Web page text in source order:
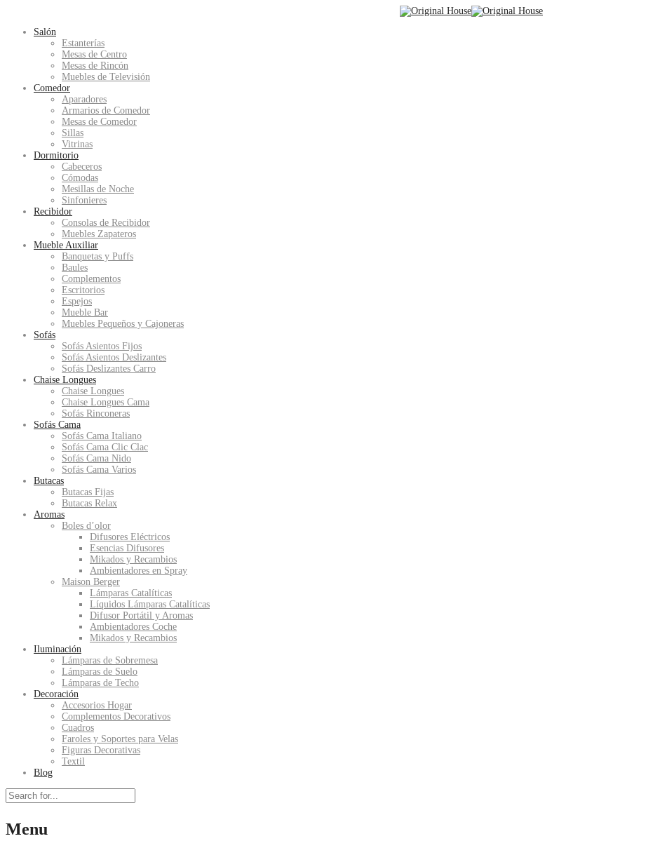
Salón
Estanterías
Mesas de Centro
Mesas de Rincón
Muebles de Televisión
Comedor
Aparadores
Armarios de Comedor
Mesas de Comedor
Sillas
Vitrinas
Dormitorio
Cabeceros
Cómodas
Mesillas de Noche
Sinfonieres
Recibidor
Consolas de Recibidor
Muebles Zapateros
Mueble Auxiliar
Banquetas y Puffs
Baules
Complementos
Escritorios
Espejos
Mueble Bar
Muebles Pequeños y Cajoneras
Sofás
Sofás Asientos Fijos
Sofás Asientos Deslizantes
Sofás Deslizantes Carro
Chaise Longues
Chaise Longues
Chaise Longues Cama
Sofás Rinconeras
Sofás Cama
Sofás Cama Italiano
Sofás Cama Clic Clac
Sofás Cama Nido
Sofás Cama Varios
Butacas
Butacas Fijas
Butacas Relax
Aromas
Boles d’olor
Difusores Eléctricos
Esencias Difusores
Mikados y Recambios
Ambientadores en Spray
Maison Berger
Lámparas Catalíticas
Líquidos Lámparas Catalíticas
Difusor Portátil y Aromas
Ambientadores Coche
Mikados y Recambios
Iluminación
Lámparas de Sobremesa
Lámparas de Suelo
Lámparas de Techo
Decoración
Accesorios Hogar
Complementos Decorativos
Cuadros
Faroles y Soportes para Velas
Figuras Decorativas
Textil
Blog
Menu